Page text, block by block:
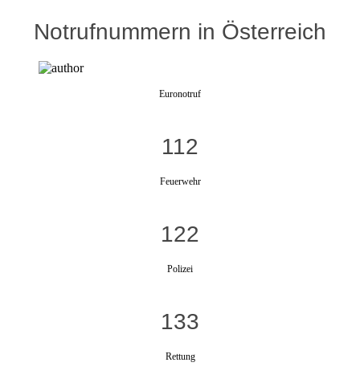
Notrufnummern in Österreich
Euronotruf
112
Feuerwehr
122
Polizei
133
Rettung